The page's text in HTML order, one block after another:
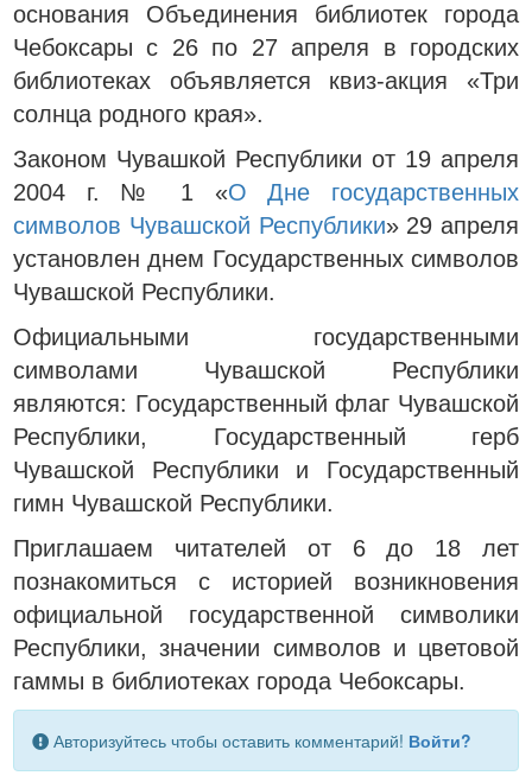
основания Объединения библиотек города
Чебоксары с 26 по 27 апреля в городских
библиотеках объявляется квиз-акция «Три
солнца родного края».
Законом Чувашкой Республики от 19 апреля
2004 г. № 1 «О Дне государственных
символов Чувашской Республики» 29 апреля
установлен днем Государственных символов
Чувашской Республики.
Официальными государственными
символами Чувашской Республики
являются: Государственный флаг Чувашской
Республики, Государственный герб
Чувашской Республики и Государственный
гимн Чувашской Республики.
Приглашаем читателей от 6 до 18 лет
познакомиться с историей возникновения
официальной государственной символики
Республики, значении символов и цветовой
гаммы в библиотеках города Чебоксары.
Авторизуйтесь чтобы оставить комментарий! Войти?